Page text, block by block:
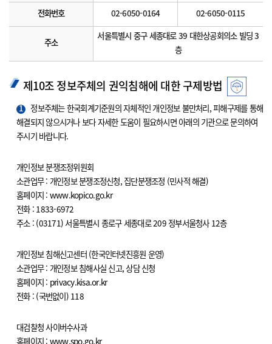
전화번호 02-6050-0164 02-6050-0115
주소
서울특별시 중구 세종대로 39 대한상공회의소 빌딩 3
층
제10조 정보주체의 권익침해에 대한 구제방법
1
정보주체는 한국회계기준원의 자체적인 개인정보 불만처리, 피해구제를 통해
해결되지 않으시거나 보다 자세한 도움이 필요하시면 아래의 기관으로 문의하여
주시기 바랍니다.
개인정보 분쟁조정위원회
소관업무 : 개인정보 분쟁조정신청, 집단분쟁조정 (민사적 해결)
홈페이지 : www.kopico.go.kr
전화 : 1833-6972
주소 : (03171) 서울특별시 종로구 세종대로 209 정부서울청사 12층
개인정보 침해신고센터 (한국인터넷진흥원 운영)
소관업무 : 개인정보 침해사실 신고, 상담 신청
홈페이지 : privacy.kisa.or.kr
전화 : (국번없이) 118
대검찰청 사이버수사과
홈페이지 : www.spo.go.kr